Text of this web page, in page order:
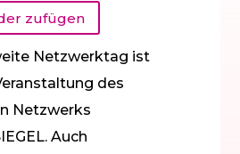
zufügen
Netzwerktag ist
des
Netzwerks
Auch